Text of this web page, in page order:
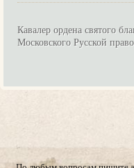
Кавалер ордена святого
Московского Русской